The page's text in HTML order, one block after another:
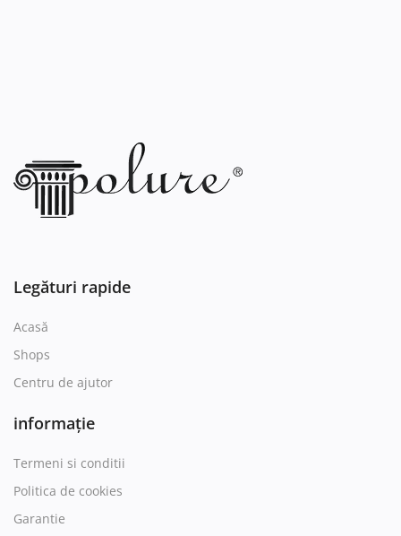
Legături rapide
Acasă
Shops
Centru de ajutor
informație
Termeni si conditii
Politica de cookies
Garantie